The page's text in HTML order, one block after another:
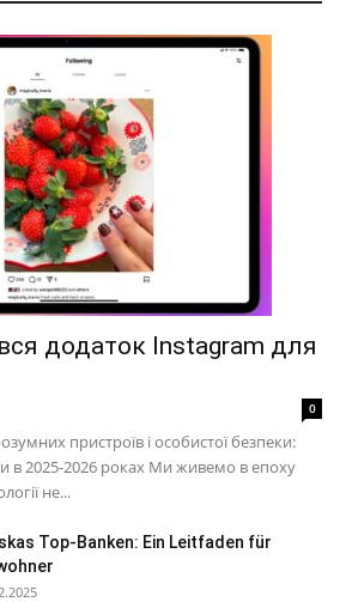
додаток Instagram для
0
пристроїв і особистої безпеки:
в 2025-2026 роках Ми живемо в епоху
не...
Top-Banken: Ein Leitfaden für